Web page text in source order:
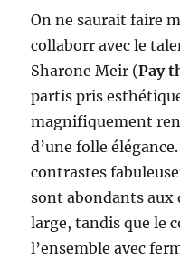
On ne saurait faire
collaborr avec le
Sharone Meir (Pay
partis pris
magnifiquement
d’une folle
contrastes
sont abondants aux
large, tandis que le
l’ensemble avec